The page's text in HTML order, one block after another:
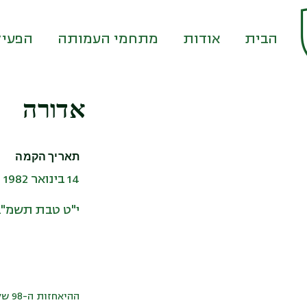
דף הבית אודות מתחמי העמותה
אדורה
תאריך הקמה
14 בינואר 1982
י"ט טבת
ההיאחזות ה-98 של הנח"ל